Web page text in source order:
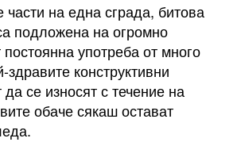
на една сграда, битова
подложена на огромно
употреба от много
конструктивни
се износят с течение на
обаче сякаш остават